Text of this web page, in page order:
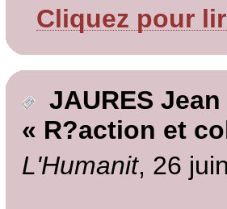
Cliquez pour
JAURES Jean
« R?action et
L'Humanit, 26